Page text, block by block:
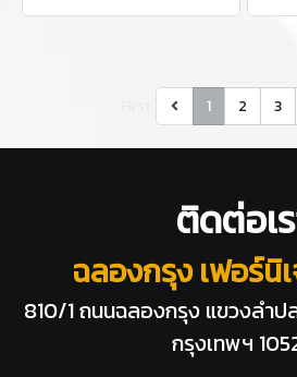
1 2 3
ติดต่อเ
ฉลองกรุง เฟอร์นิ
810/1 ถนนฉลองกรุง แขวงลำป
กรุงเทพฯ